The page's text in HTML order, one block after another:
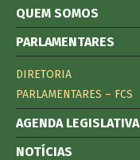
QUEM SOMOS
PARLAMENTARES
DIRETORIA
PARLAMENTARES – FCS
AGENDA LEGISLATIVA
NOTÍCIAS